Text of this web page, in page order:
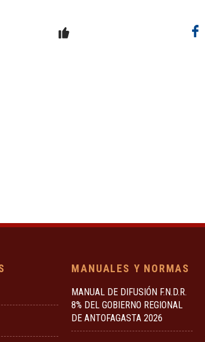
MANUALES Y NORMAS
MANUAL DE DIFUSIÓN F.N.D.R.
8% DEL GOBIERNO REGIONAL
DE ANTOFAGASTA 2026